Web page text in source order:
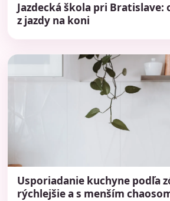
Jazdecká škola pri
z jazdy na koni
Usporiadanie kuchyne podľa
rýchlejšie a s menším